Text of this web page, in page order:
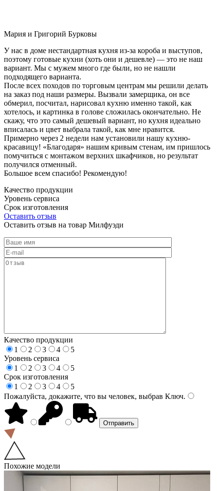
Мария и Григорий Бурковы
У нас в доме нестандартная кухня из-за короба и выступов,
поэтому готовые кухни (хоть они и дешевле) — это не наш
вариант. Мы с мужем много где были, но не нашли
подходящего варианта.
После всех походов по торговым центрам мы решили делать
на заказ под наши размеры. Вызвали замерщика, он все
обмерил, посчитал, нарисовал кухню именно такой, как
хотелось, и картинка в голове сложилась окончательно. Не
скажу, что это самый дешевый вариант, но кухня идеально
вписалась и цвет выбрала такой, как мне нравится.
Примерно через 2 недели нам установили нашу кухню-
красавицу! «Благодаря» нашим кривым стенам, им пришлось
помучиться с монтажом верхних шкафчиков, но результат
получился отменный.
Большое всем спасибо! Рекомендую!
Качество продукции
Уровень сервиса
Срок изготовления
Оставить отзыв
Оставить отзыв на товар Милфуэди
Качество продукции
1
2 3 4
5
Уровень сервиса
1
2 3 4
5
Срок изготовления
1
2 3 4
5
Пожалуйста, докажите, что вы человек, выбрав Ключ.
Похожие модели